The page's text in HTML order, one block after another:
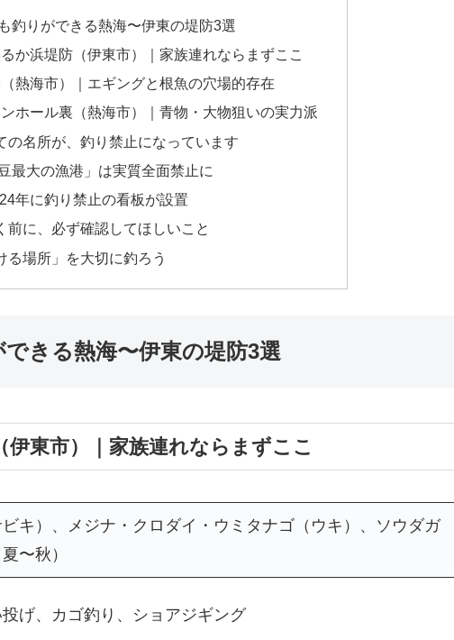
釣りができる熱海〜伊東の堤防3選
か浜堤防（伊東市）｜家族連れならまずここ
熱海市）｜エギングと根魚の穴場的存在
ホール裏（熱海市）｜青物・大物狙いの実力派
の名所が、釣り禁止になっています
最大の漁港」は実質全面禁止に
年に釣り禁止の看板が設置
前に、必ず確認してほしいこと
る場所」を大切に釣ろう
きる熱海〜伊東の堤防3選
東市）｜家族連れならまずここ
キ）、メジナ・クロダイ・ウミタナゴ（ウキ）、ソウダガ
〜秋）
げ、カゴ釣り、ショアジギング